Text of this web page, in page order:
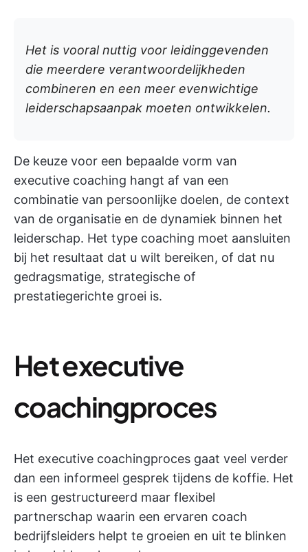
Het is vooral nuttig voor leidinggevenden
die meerdere verantwoordelijkheden
combineren en een meer evenwichtige
leiderschapsaanpak moeten ontwikkelen.
De keuze voor een bepaalde vorm van
executive coaching hangt af van een
combinatie van persoonlijke doelen, de context
van de organisatie en de dynamiek binnen het
leiderschap. Het type coaching moet aansluiten
bij het resultaat dat u wilt bereiken, of dat nu
gedragsmatige, strategische of
prestatiegerichte groei is.
Het executive
coachingproces
Het executive coachingproces gaat veel verder
dan een informeel gesprek tijdens de koffie. Het
is een gestructureerd maar flexibel
partnerschap waarin een ervaren coach
bedrijfsleiders helpt te groeien en uit te blinken